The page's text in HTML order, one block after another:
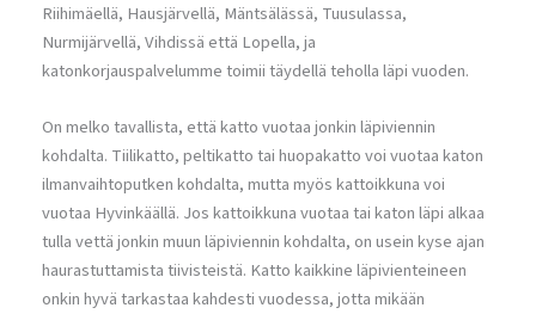
Riihimäellä, Hausjärvellä, Mäntsälässä, Tuusulassa,
Nurmijärvellä, Vihdissä että Lopella, ja
katonkorjauspalvelumme toimii täydellä teholla läpi vuoden.
On melko tavallista, että katto vuotaa jonkin läpiviennin
kohdalta. Tiilikatto, peltikatto tai huopakatto voi vuotaa katon
ilmanvaihtoputken kohdalta, mutta myös kattoikkuna voi
vuotaa Hyvinkäällä. Jos kattoikkuna vuotaa tai katon läpi alkaa
tulla vettä jonkin muun läpiviennin kohdalta, on usein kyse ajan
haurastuttamista tiivisteistä. Katto kaikkine läpivienteineen
onkin hyvä tarkastaa kahdesti vuodessa, jotta mikään